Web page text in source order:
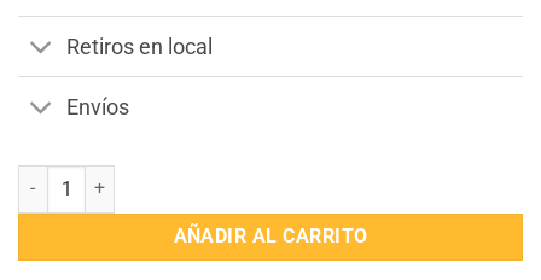
Retiros en local
Envíos
Puff Inflable Varios colores cantidad
AÑADIR AL CARRITO